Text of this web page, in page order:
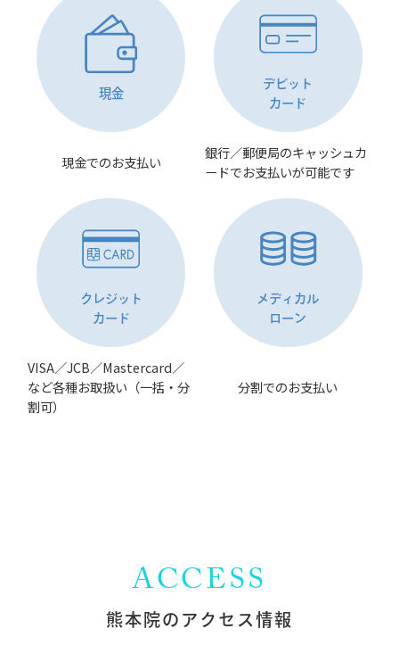
現金
現金でのお支払い
デビット
カード
銀行／郵便局のキャッシュカ
ードでお支払いが可能です
クレジット
カード
VISA／JCB／Mastercard／
など各種お取扱い（一括・分
割可）
メディカル
ローン
分割でのお支払い
ACCESS
熊本院の アクセス情報